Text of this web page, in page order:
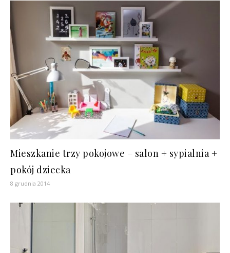
Mieszkanie trzy pokojowe – salon + sypialnia +
pokój dziecka
8 grudnia 2014